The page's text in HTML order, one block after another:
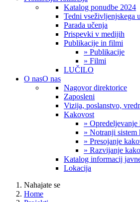
Katalog ponudbe 2024
Tedni vseživljenjskega
Parada učenja
Prispevki v medijih
Publikacije in filmi
» Publikacije
» Filmi
LUČILO
O nasO nas
Nagovor direktorice
Zaposleni
Vizija, poslanstvo,
Kakovost
» Opredeljevanje
» Notranji sistem
» Presojanje
» Razvijanje
Katalog informacij
Lokacija
Nahajate se
Home